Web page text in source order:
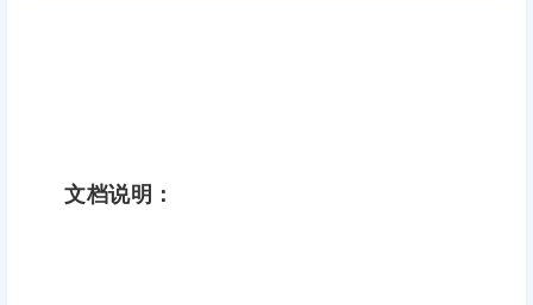
文档说明：